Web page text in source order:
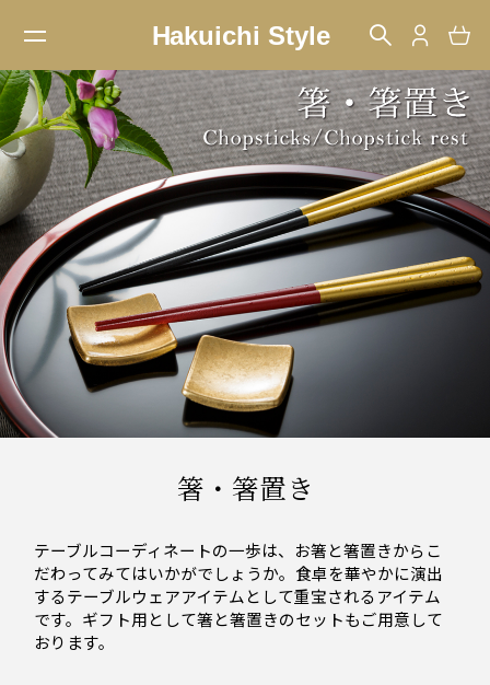
箸・箸置き
テーブルコーディネートの一歩は、お箸と箸置きからこ
だわってみてはいかがでしょうか。食卓を華やかに演出
するテーブルウェアアイテムとして重宝されるアイテム
です。ギフト用として箸と箸置きのセットもご用意して
おります。